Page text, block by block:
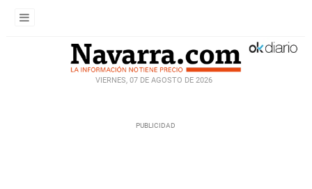
VIERNES, 07 DE AGOSTO DE 2026